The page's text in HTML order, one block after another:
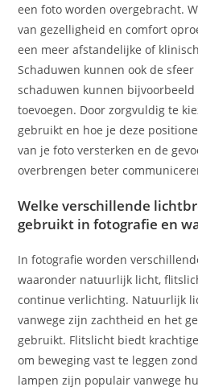
een foto worden overgebracht.
van gezelligheid en comfort
een meer afstandelijke of
Schaduwen kunnen ook de
schaduwen kunnen
toevoegen. Door zorgvuldig te
gebruikt en hoe je deze
van je foto versterken en de
overbrengen beter
Welke verschillende
gebruikt in fotografie en
In fotografie worden
waaronder natuurlijk licht,
continue verlichting. Natuurlijk
vanwege zijn zachtheid en het
gebruikt. Flitslicht biedt
om beweging vast te leggen
lampen zijn populair vanwege